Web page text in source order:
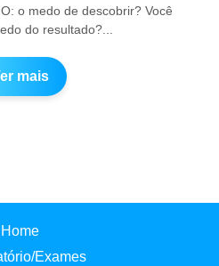
o medo de descobrir? Você
do resultado?...
mais
Home
Exames